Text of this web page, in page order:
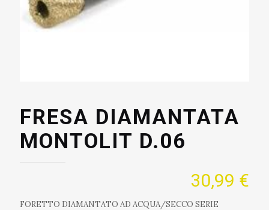
FRESA DIAMANTATA
MONTOLIT D.06
30,99 €
FORETTO DIAMANTATO AD ACQUA/SECCO SERIE